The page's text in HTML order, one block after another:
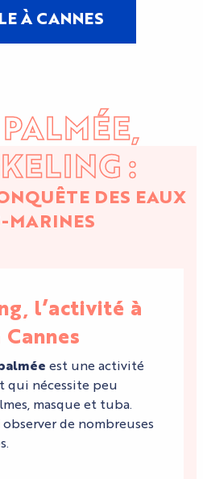
À CANNES
:
DES EAUX
MARINES
l’activité à
est une activité
qui nécessite peu
masque et tuba.
de nombreuses